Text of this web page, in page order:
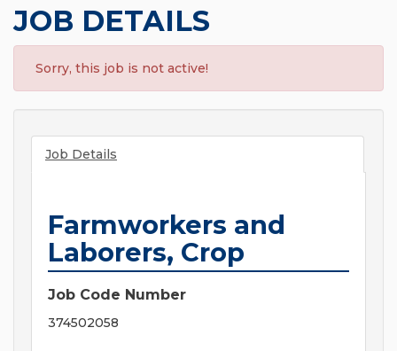
JOB DETAILS
Sorry, this job is not active!
Job Details
Farmworkers and
Laborers, Crop
Job Code Number
374502058